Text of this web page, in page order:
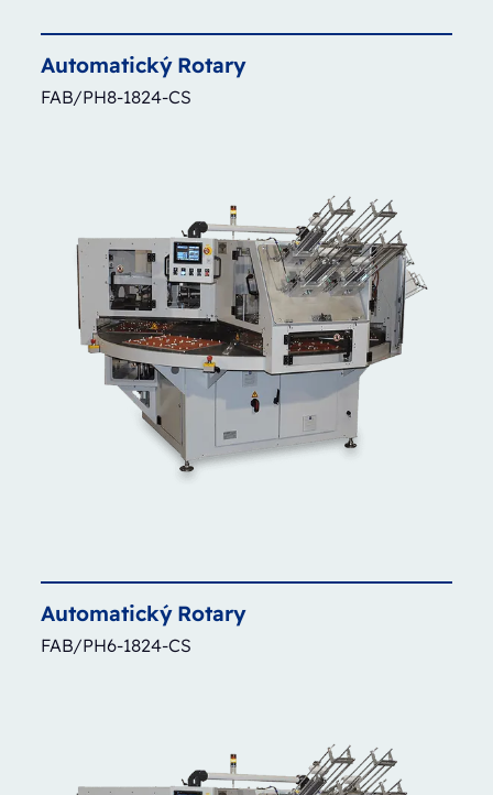
Automatický Rotary
FAB/PH8-1824-CS
Automatický Rotary
FAB/PH6-1824-CS